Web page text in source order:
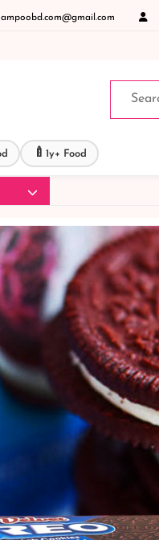
প্রোডাক্ট পেজে আপনার মোবাইল
🍼 1y+ Food